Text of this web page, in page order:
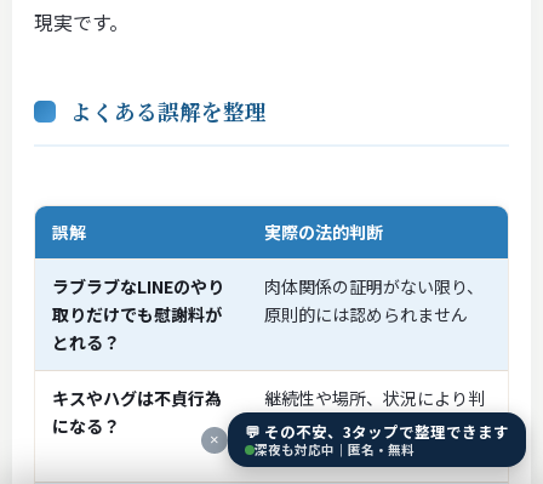
現実です。
よくある誤解を整理
誤解 実際の法的判断
ラブラブなLINEのやり
取りだけでも慰謝料が
とれる？
肉体関係の証明がない限り、
原則的には認められません
キスやハグは不貞行為
になる？
継続性や場所、状況により判
断が分かれますが、証拠にな
り得ます
× 💬 その不安、3タップで整理できます
深夜も対応中｜匿名・無料